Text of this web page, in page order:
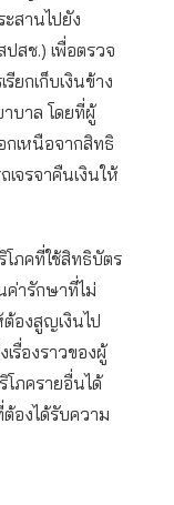
ะสานไปยัง
สช.) เพื่อตรวจ
ยกเก็บเงินข้าง
าบาล โดยที่ผู้
กเหนือจากสิทธิ
จรจาคืนเงินให้
ภคที่ใช้สิทธิบัตร
ค่ารักษาที่ไม่
องสูญเงินไป
รื่องราวของผู้
ภครายอื่นได้
องได้รับความ